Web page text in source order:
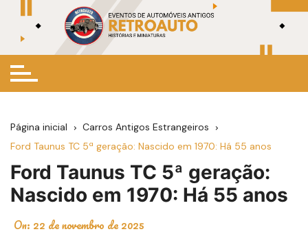
conteúdo
Página inicial
Carros Antigos Estrangeiros
Ford Taunus TC 5ª geração: Nascido em 1970: Há 55 anos
Ford Taunus TC 5ª geração:
Nascido em 1970: Há 55 anos
On: 22 de novembro de 2025